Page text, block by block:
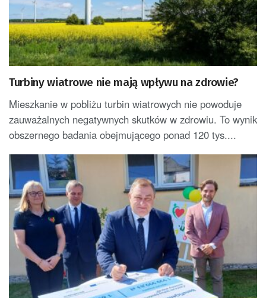
Turbiny wiatrowe nie mają wpływu na zdrowie?
Mieszkanie w pobliżu turbin wiatrowych nie powoduje
zauważalnych negatywnych skutków w zdrowiu. To wynik
obszernego badania obejmującego ponad 120 tys....